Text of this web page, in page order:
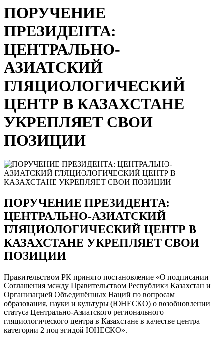
ПОРУЧЕНИЕ
ПРЕЗИДЕНТА:
ЦЕНТРАЛЬНО-
АЗИАТСКИЙ
ГЛЯЦИОЛОГИЧЕСКИЙ
ЦЕНТР В КАЗАХСТАНЕ
УКРЕПЛЯЕТ СВОИ
ПОЗИЦИИ
ПОРУЧЕНИЕ ПРЕЗИДЕНТА:
ЦЕНТРАЛЬНО-АЗИАТСКИЙ
ГЛЯЦИОЛОГИЧЕСКИЙ ЦЕНТР В
КАЗАХСТАНЕ УКРЕПЛЯЕТ СВОИ
ПОЗИЦИИ
Правительством РК принято постановление «О подписании
Соглашения между Правительством Республики Казахстан и
Организацией Объединённых Наций по вопросам
образования, науки и культуры (ЮНЕСКО) о возобновлении
статуса Центрально-Азиатского регионального
гляциологического центра в Казахстане в качестве центра
категории 2 под эгидой ЮНЕСКО».